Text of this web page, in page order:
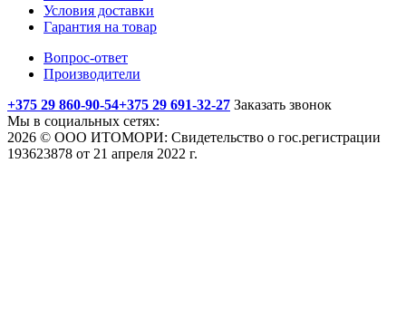
Условия доставки
Гарантия на товар
Вопрос-ответ
Производители
+375 29 860-90-54+375 29 691-32-27 Заказать звонок
Мы в социальных сетях:
2026 © ООО ИТОМОРИ: Свидетельство о гос.регистрации
193623878 от 21 апреля 2022 г.